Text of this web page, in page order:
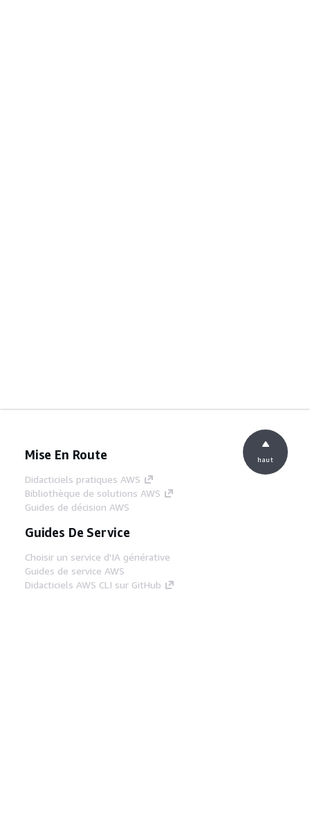
Mise En Route
Didacticiels pratiques AWS
Bibliothèque de solutions AWS
Guides de décision AWS
Guides De Service
Choisir un service d'IA générative
Guides de service AWS
Didacticiels AWS CLI sur GitHub
haut